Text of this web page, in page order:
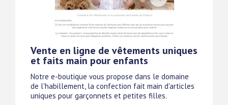
Vente en ligne de vêtements uniques
et faits main pour enfants
Notre e-boutique vous propose dans le domaine
de l'habillement, la confection fait main d'articles
uniques pour garçonnets et petites filles.